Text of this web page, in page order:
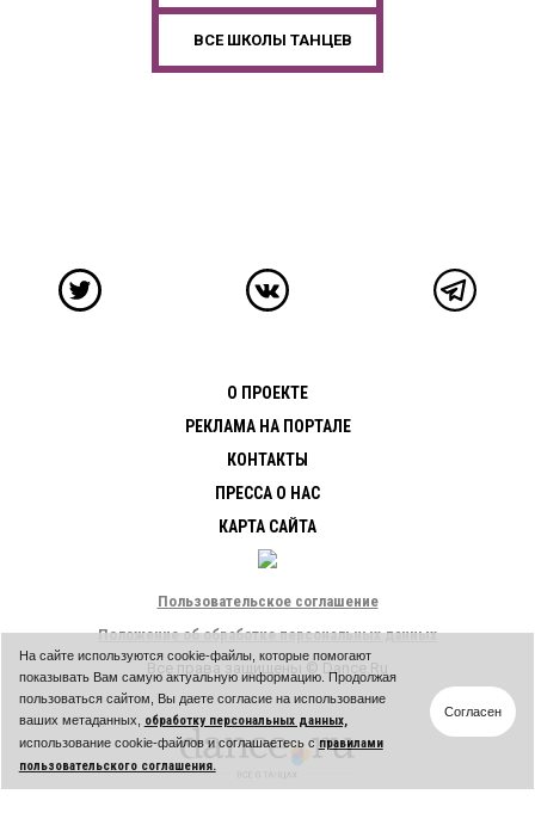
На сайте используются cookie-файлы, которые помогают
показывать Вам самую актуальную информацию. Продолжая
пользоваться сайтом, Вы даете согласие на использование
ваших метаданных,
обработку персональных данных,
использование cookie-файлов и соглашаетесь с правилами
пользовательского соглашения.
Согласен
ВСЕ ШКОЛЫ ТАНЦЕВ
О ПРОЕКТЕ
РЕКЛАМА НА ПОРТАЛЕ
КОНТАКТЫ
ПРЕССА О НАС
КАРТА САЙТА
Пользовательское соглашение
Положение об обработке персональных данных
Все права защищены © Dance.Ru